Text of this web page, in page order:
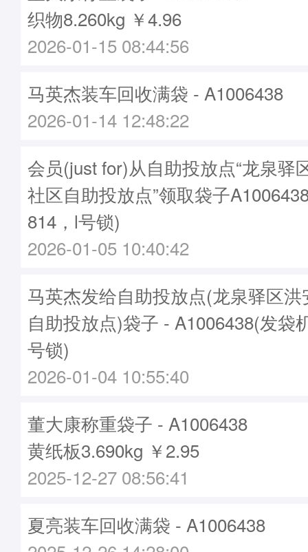
织物8.260kg ￥4.96
2026-01-15 08:44:56
马英杰装车回收满袋 - A1006438
2026-01-14 12:48:22
会员(just for)从自助投放点“龙泉驿
社区自助投放点”领取袋子
814，l号锁)
2026-01-05 10:40:42
马英杰发给自助投放点(龙泉驿区
自助投放点)袋子 - A1006438(发袋
号锁)
2026-01-04 10:55:40
董大康称重袋子 - A1006438
黄纸板3.690kg ￥2.95
2025-12-27 08:56:41
夏亮装车回收满袋 - A1006438